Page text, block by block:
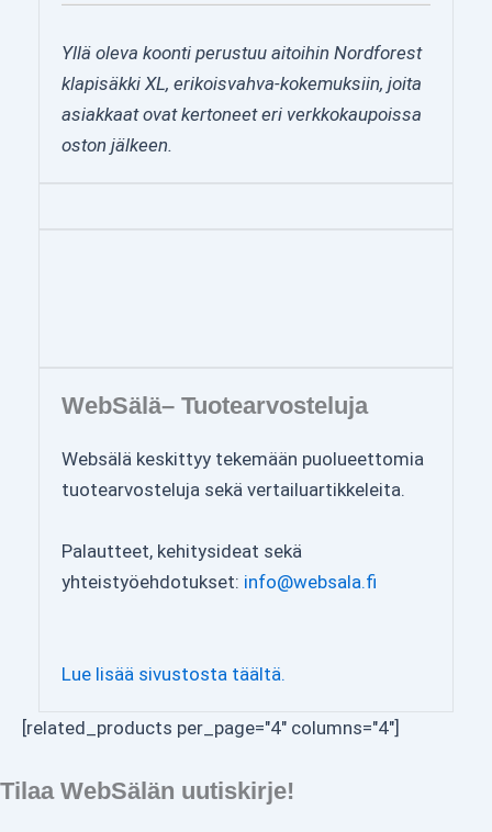
Yllä oleva koonti perustuu aitoihin Nordforest
klapisäkki XL, erikoisvahva-kokemuksiin, joita
asiakkaat ovat kertoneet eri verkkokaupoissa
oston jälkeen.
WebSälä– Tuotearvosteluja
Websälä keskittyy tekemään puolueettomia
tuotearvosteluja sekä vertailuartikkeleita.
Palautteet, kehitysideat sekä
yhteistyöehdotukset: info@websala.fi
Lue lisää sivustosta täältä.
[related_products per_page="4" columns="4"]
Tilaa WebSälän uutiskirje!